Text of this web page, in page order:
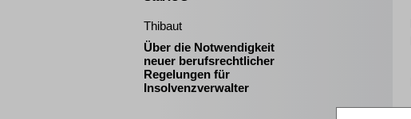
Thibaut
Über die Notwendigkeit
neuer berufsrechtlicher
Regelungen für
Insolvenzverwalter